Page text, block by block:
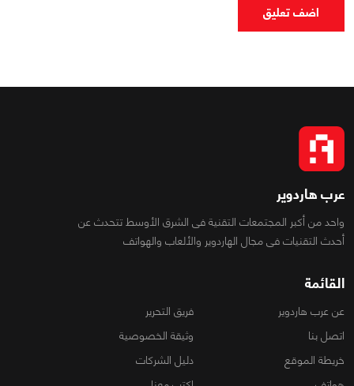
اضف تعليق
عرب هاردوير
واحد من أكبر المجتمعات التقنية فى الشرق الأوسط تتحدث عن
أحدث التقنيات فى مجال الهاردوير والألعاب والهواتف
القائمة
عن عرب هاردوير
فريق التحرير
اتصل بنا
وثيقة الخصوصية
خريطة الموقع
دليل الشركات